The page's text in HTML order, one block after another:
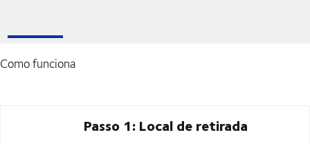
Como funciona
Passo 1: Local de retirada